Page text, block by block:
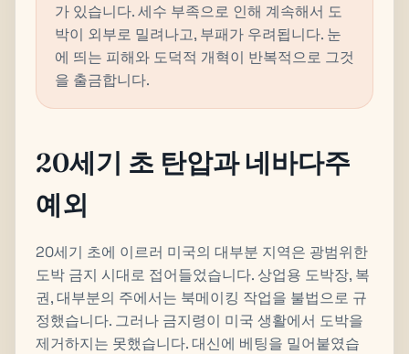
가 있습니다. 세수 부족으로 인해 계속해서 도
박이 외부로 밀려나고, 부패가 우려됩니다. 눈
에 띄는 피해와 도덕적 개혁이 반복적으로 그것
을 출금합니다.
20세기 초 탄압과 네바다주
예외
20세기 초에 이르러 미국의 대부분 지역은 광범위한
도박 금지 시대로 접어들었습니다. 상업용 도박장, 복
권, 대부분의 주에서는 북메이킹 작업을 불법으로 규
정했습니다. 그러나 금지령이 미국 생활에서 도박을
제거하지는 못했습니다. 대신에 베팅을 밀어붙였습